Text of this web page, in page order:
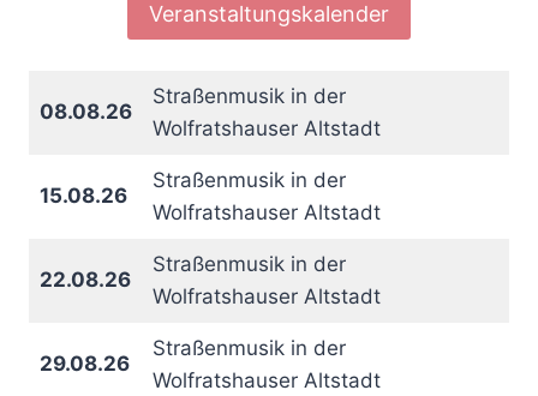
Veranstaltungskalender
08.08.26
Straßenmusik in der
Wolfratshauser Altstadt
15.08.26
Straßenmusik in der
Wolfratshauser Altstadt
22.08.26
Straßenmusik in der
Wolfratshauser Altstadt
29.08.26
Straßenmusik in der
Wolfratshauser Altstadt